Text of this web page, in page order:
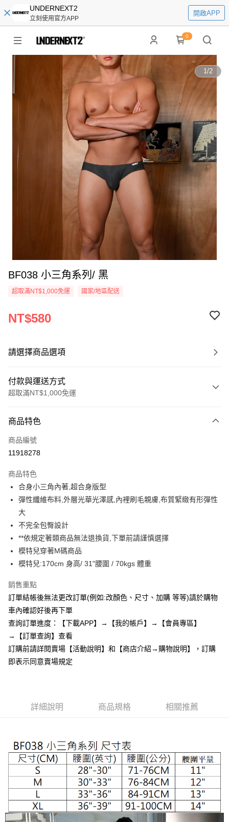
UNDERNEXT2
立刻使用官方APP
開啟APP
0
1/2
BF038 小三角系列/ 黑
超取滿NT$1,000免運 國家/地區配送
NT$580
請選擇商品選項
付款與運送方式
超取滿NT$1,000免運
信用卡一次付款
信用卡分期付款
合作金庫商業銀行
華南商業銀行
上海商業儲蓄銀行
台北富邦商業銀行
國泰世華商業銀行
臺灣中小企業銀行
匯豐（台灣）商業銀行
華泰商業銀行
聯邦商業銀行
遠東國際商業銀行
元大商業銀行
玉山商業銀行
星展（台灣）商業銀行
台灣樂天信用卡公司
6 期 0 利率 每期
華南商業銀行
彰化商業銀行
上海商業儲蓄銀行
國泰世華商業銀行
臺灣中小企業銀行
台中商業銀行
匯豐（台灣）商業銀行
聯邦商業銀行
遠東國際商業銀行
元大商業銀行
永豐商業銀行
玉山商業銀行
台灣樂天信用卡公司
12 期 0 利率 每期 NT$48
合作金庫商業銀行
上海商業儲蓄銀行
國泰世華商業銀行
兆豐國際商業銀行
臺灣中小企業銀行
匯豐（台灣）商業銀行
華泰商業銀行
元大商業銀行
玉山商業銀行
星展（台灣）商業銀行
台新國際商業銀行
24 期 0 利率 每期
合作金庫商業銀行
華南商業銀行
彰化商業銀行
兆豐國際商業銀行
台中商業銀行
匯豐（台灣）商業銀行
遠東國際商業銀行
永豐商業銀行
玉山商業銀行
星展（台灣）商業銀行
中國信託商業銀行
台灣樂天信用卡公司
超商取貨付款
LINE Pay
Apple Pay
街口支付
悠遊付
AFTEE先享後付
相關說明
【關於「AFTEE先享後付」】
AFTEE先享後付是「在收到商品之後才付款」的支付方式。 讓您購物簡單
便利好安心！
【「AFTEE先享後付」結帳流程】
３．收到繳費通知簡訊後14天內，點擊此簡訊中的連結，可透過四大超商／
ATM／網路銀行／等多元方式進行付款，方視為交易完成。
※ 請注意：結帳手續完成當下不需立刻繳費，但若您需要取消訂單，請聯絡
購買商品的店家。未經商家同意取消之訂單仍視為有效，需透過AFTEE先享
後付繳納相關費用。
※ 交易是否成功請以「AFTEE先享後付 」之結帳頁面顯示為準，若有關於
是否繳費成功／繳費後需取消欲退款等相關疑問，請聯繫「AFTEE先享後付
客戶支援中心」https://netprotections.freshdesk.com/support/home
ATM付款
每筆NT$65，滿NT$1,000(含以上)免運費
每筆NT$65，滿NT$1,000(含以上)免運費
7-11取貨付款
每筆NT$65，滿NT$1,000(含以上)免運費
每筆NT$65，滿NT$1,000(含以上)免運費
商品特色
商品編號
11918278
商品特色
合身小三角內著,超合身版型
彈性纖維布料,外層光華光澤感,內裡刷毛親膚,布質緊緻有形彈性
大
不完全包臀設計
**依規定著類商品無法退換貨,下單前請謹慎選擇
模特兒穿著M碼商品
模特兒:170cm 身高/ 31"腰圍 / 70kgs 體重
銷售重點
訂單結帳後無法更改訂單(例如:改顏色、尺寸、加購 等等)請於購物
車內確認好後再下單
查詢訂單進度：【下載APP】→【我的帳戶】→【會員專區】
→【訂單查詢】查看
訂購前請詳閱賣場【活動說明】和【商店介紹→購物說明】，訂購
即表示同意賣場規定
詳細說明 商品規格 相關推薦